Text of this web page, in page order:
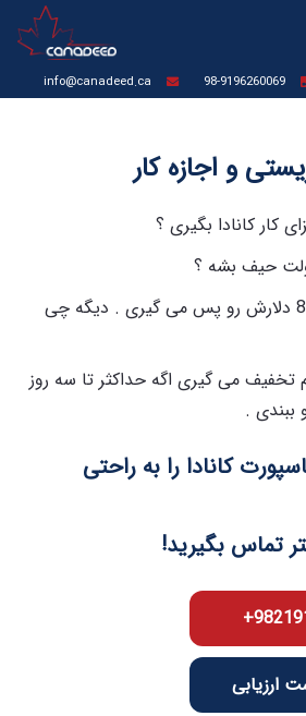
98-9196260069
info@canadeed.ca
و اجازه کار
کار کانادا بگیری ؟
حیف بشه ؟
اگه ویزات در نیومد 800 دلارش رو پس می گیری . دیگه چی
هم تخفیف می گیری اگه حداکثر تا سه روز
ببندی .
کانادا را به راحتی
تماس بگیرید!
ارزیابی